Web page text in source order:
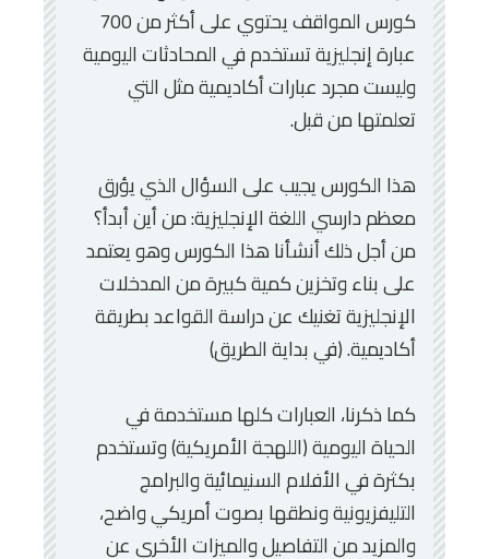
كورس المواقف يحتوي على أكثر من 700
عبارة إنجليزية تستخدم في المحادثات اليومية
وليست مجرد عبارات أكاديمية مثل التي
تعلمتها من قبل.
هذا الكورس يجيب على السؤال الذي يؤرق
معظم دارسي اللغة الإنجليزية: من أين أبدأ؟
من أجل ذلك أنشأنا هذا الكورس وهو يعتمد
على بناء وتخزين كمية كبيرة من المدخلات
الإنجليزية تغنيك عن دراسة القواعد بطريقة
أكاديمية. (في بداية الطريق)
كما ذكرنا، العبارات كلها مستخدمة في
الحياة اليومية (اللهجة الأمريكية) وتستخدم
بكثرة في الأفلام السنيمائية والبرامج
التليفزيونية ونطقها بصوت أمريكي واضح،
والمزيد من التفاصيل والميزات الأخرى عن